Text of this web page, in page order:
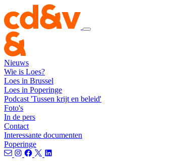
Nieuws
Wie is Loes?
Loes in Brussel
Loes in Poperinge
Podcast 'Tussen krijt en beleid'
Foto's
In de pers
Contact
Interessante documenten
Poperinge